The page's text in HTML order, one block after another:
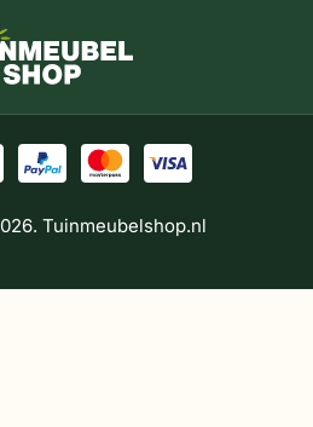
Tuinmeubelshop.nl